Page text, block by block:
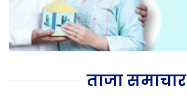
ताजा समाचार